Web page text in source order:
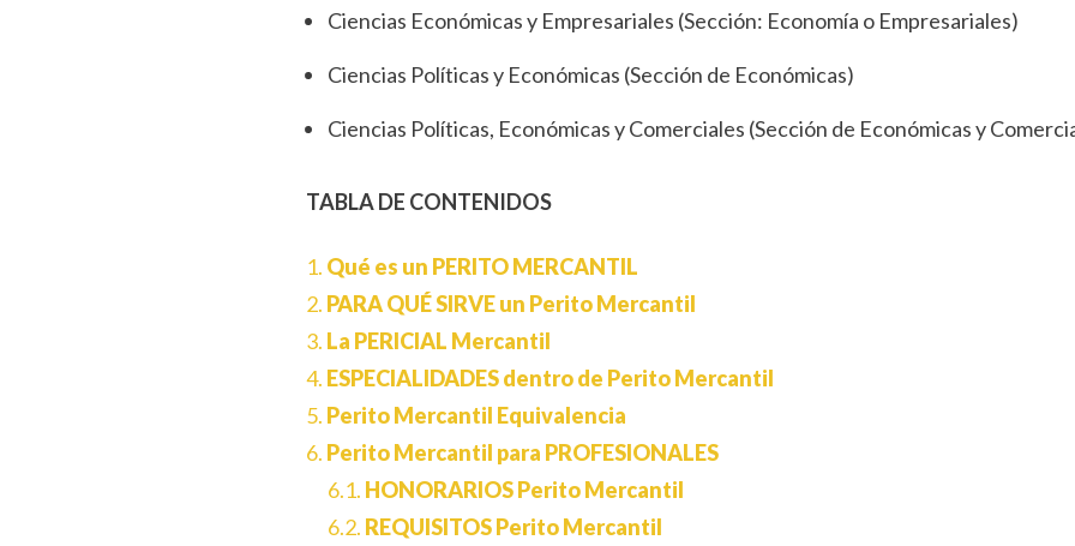
Ciencias Económicas y Empresariales (Sección: Economía o Empresariales)
Ciencias Políticas y Económicas (Sección de Económicas)
Ciencias Políticas, Económicas y Comerciales (Sección de Económicas y
TABLA DE CONTENIDOS
1. Qué es un PERITO MERCANTIL
2. PARA QUÉ SIRVE un Perito Mercantil
3. La PERICIAL Mercantil
4. ESPECIALIDADES dentro de Perito Mercantil
5. Perito Mercantil Equivalencia
6. Perito Mercantil para PROFESIONALES
6.1. HONORARIOS Perito Mercantil
6.2. REQUISITOS Perito Mercantil